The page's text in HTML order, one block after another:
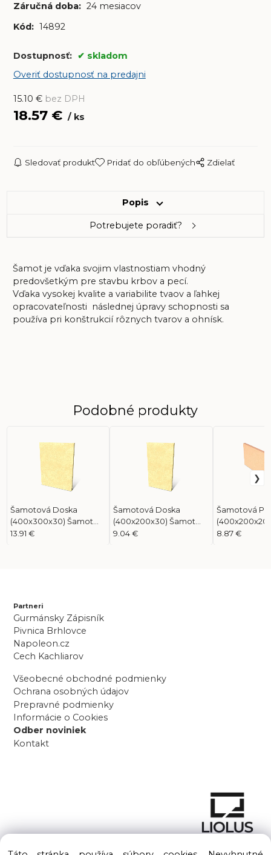
Záručná doba: 24 mesiacov
Kód: 14892
Dostupnosť:
skladom
Overiť dostupnosť na predajni
15.10 € bez DPH
18.57€ ks
Sledovať produkt Pridať do obľúbených Zdielať
Popis
Potrebujete poradiť?
Šamot je vďaka svojim vlastnostiam vhodný
predovšetkým pre stavbu krbov a pecí.
Vďaka vysokej kvalite a variabilite tvaov a ľahkej
opracovateľnosti následnej úpravy schopnosti sa
používa pri konštrukcií rôznych tvarov a ohnísk.
Podobné produkty
Šamotová Doska
(400x300x30) Šamot
Ťahaný
13.91 €
Šamotová Doska
(400x200x30) Šamot
Ťahaný
9.04 €
Šamotová
Ťahaný HBO+
8.87 €
Partneri
Gurmánsky Zápisník
Pivnica Brhlovce
Napoleon.cz
Cech Kachliarov
Všeobecné obchodné podmienky
Ochrana osobných údajov
Prepravné podmienky
Informácie o Cookies
Odber noviniek
Kontakt